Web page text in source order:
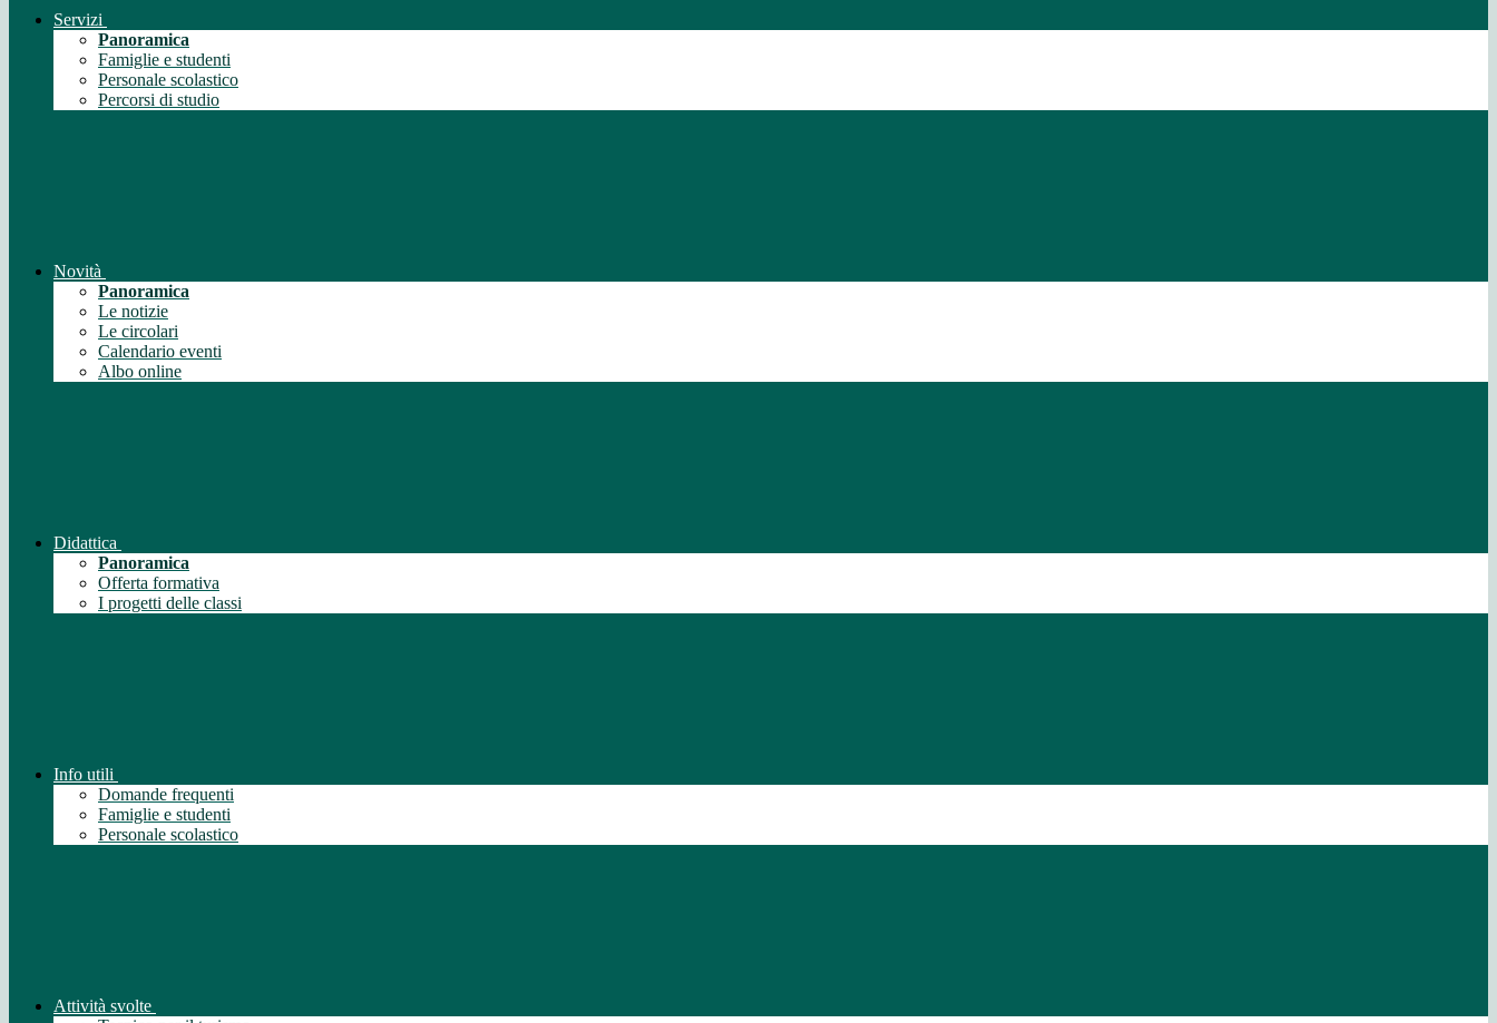
Servizi
Panoramica
Famiglie e studenti
Personale scolastico
Percorsi di studio
Novità
Panoramica
Le notizie
Le circolari
Calendario eventi
Albo online
Didattica
Panoramica
Offerta formativa
I progetti delle classi
Info utili
Domande frequenti
Famiglie e studenti
Personale scolastico
Attività svolte